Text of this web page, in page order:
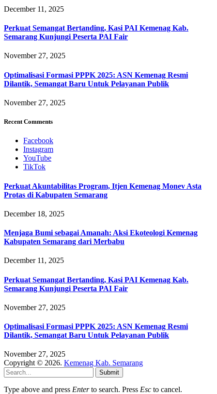
December 11, 2025
Perkuat Semangat Bertanding, Kasi PAI Kemenag Kab.
Semarang Kunjungi Peserta PAI Fair
November 27, 2025
Optimalisasi Formasi PPPK 2025: ASN Kemenag Resmi
Dilantik, Semangat Baru Untuk Pelayanan Publik
November 27, 2025
Recent Comments
Facebook
Instagram
YouTube
TikTok
Perkuat Akuntabilitas Program, Itjen Kemenag Monev Asta
Protas di Kabupaten Semarang
December 18, 2025
Menjaga Bumi sebagai Amanah: Aksi Ekoteologi Kemenag
Kabupaten Semarang dari Merbabu
December 11, 2025
Perkuat Semangat Bertanding, Kasi PAI Kemenag Kab.
Semarang Kunjungi Peserta PAI Fair
November 27, 2025
Optimalisasi Formasi PPPK 2025: ASN Kemenag Resmi
Dilantik, Semangat Baru Untuk Pelayanan Publik
November 27, 2025
Copyright © 2026. Kemenag Kab. Semarang
Submit
Type above and press Enterto search. Press Esc to cancel.